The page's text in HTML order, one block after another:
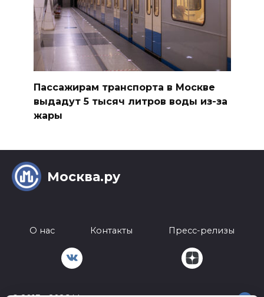
Пассажирам транспорта в Москве
выдадут 5 тысяч литров воды из-за
жары
Москва.ру
О нас Контакты Пресс-релизы